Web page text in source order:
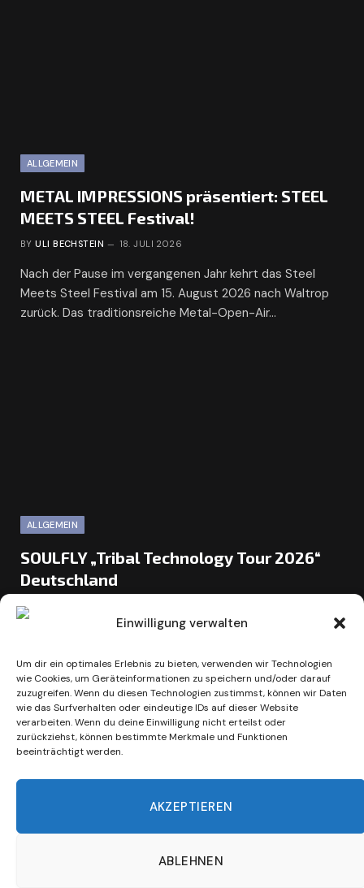
Einwilligung verwalten
Um dir ein optimales Erlebnis zu bieten, verwenden wir Technologien
wie Cookies, um Geräteinformationen zu speichern und/oder darauf
zuzugreifen. Wenn du diesen Technologien zustimmst, können wir Daten
wie das Surfverhalten oder eindeutige IDs auf dieser Website
verarbeiten. Wenn du deine Einwilligung nicht erteilst oder
zurückziehst, können bestimmte Merkmale und Funktionen
beeinträchtigt werden.
AKZEPTIEREN
ABLEHNEN
ALLGEMEIN
METAL IMPRESSIONS präsentiert: STEEL
MEETS STEEL Festival!
BY ULI BECHSTEIN 18. JULI 2026
Nach der Pause im vergangenen Jahr kehrt das Steel
Meets Steel Festival am 15. August 2026 nach Waltrop
zurück. Das traditionsreiche Metal-Open-Air…
ALLGEMEIN
SOULFLY „Tribal Technology Tour 2026“
Deutschland
BY
Mit der Tribal Technology Tour 2026 kehren SOULFLY im
Band um Metal-Ikone…
1 2 Next